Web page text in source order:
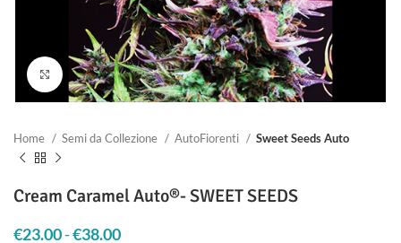
Clicca per ingrandire
Home Semi da Collezione AutoFiorenti Sweet Seeds Auto
Cream Caramel Auto®- SWEET SEEDS
€23.00-€38.00